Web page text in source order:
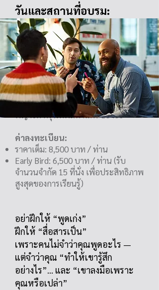
วันและสถานที่อบรม:
Session 1: 15 ตุลาคม2025 (13.00 –
17.00)
Session 2: 22 ตุลาคม2025 (13.00–
17.00)
สถานที่: M.I.S.S.CONSULT CO., LTD.
อาคารวานิชเพลซ อารีย์ ชั้น 14, 1401
ถนนพหลโยธิน สามเสนใน เขต
พญาไท กรุงเทพมหานคร 10400
ค่าลงทะเบียน:
ราคาเต็ม: 8,500 บาท / ท่าน
Early Bird: 6,500 บาท / ท่าน (รับ
จำนวนจำกัด 15 ที่นั่ง เพื่อประสิทธิภาพ
สูงสุดของการเรียนรู้)
อย่าฝึกให้ “พูดเก่ง”
ฝึกให้ “สื่อสารเป็น”
เพราะคนไม่จำว่าคุณพูดอะไร —
แต่จำว่าคุณ “ทำให้เขารู้สึก
อย่างไร”… และ “เขาลงมือเพราะ
คุณหรือเปล่า”